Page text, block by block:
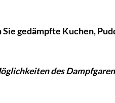
gedämpfte Kuchen,
des